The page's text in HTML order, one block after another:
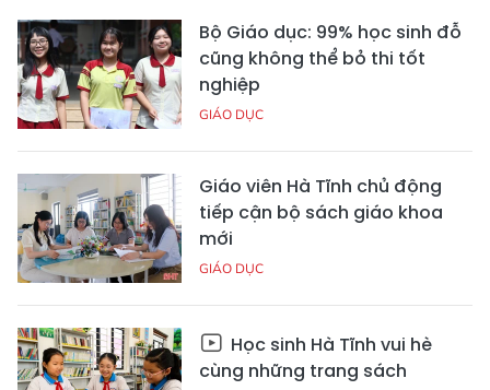
Bộ Giáo dục: 99% học sinh đỗ
cũng không thể bỏ thi tốt
nghiệp
GIÁO DỤC
Giáo viên Hà Tĩnh chủ động
tiếp cận bộ sách giáo khoa
mới
GIÁO DỤC
Học sinh Hà Tĩnh vui hè
cùng những trang sách